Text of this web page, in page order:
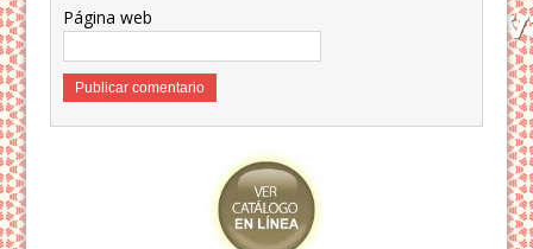
Página web